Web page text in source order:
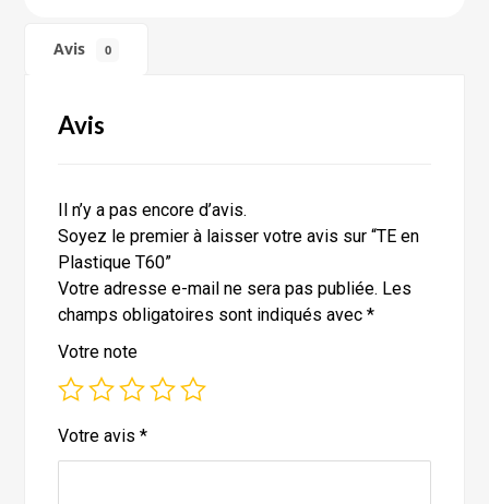
Avis 0
Avis
Il n’y a pas encore d’avis.
Soyez le premier à laisser votre avis sur “TE en
Plastique T60”
Votre adresse e-mail ne sera pas publiée. Les
champs obligatoires sont indiqués avec*
Votre note
Votre avis*